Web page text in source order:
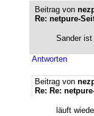
Beitrag von
Re: netpure-
Sander
Antworten
Beitrag von
Re: Re:
läuft